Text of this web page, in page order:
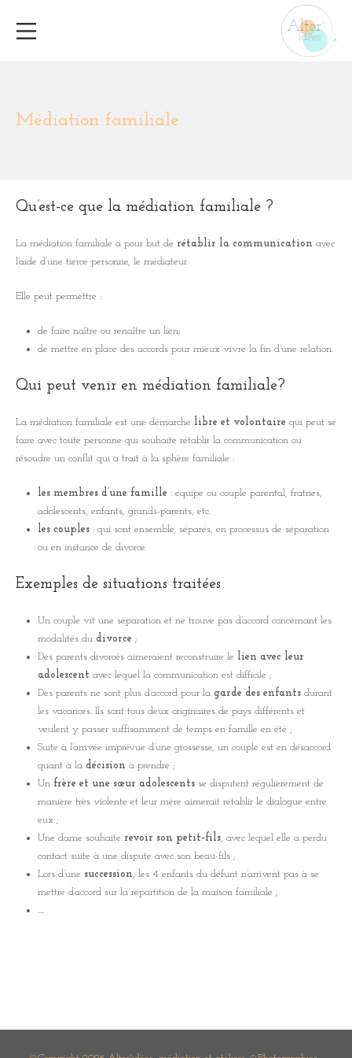
Menu mobile
Médiation familiale
Qu’est-ce que la médiation familiale ?
La médiation familiale a pour but de rétablir la communication avec
l’aide d’une tierce personne, le médiateur.
Elle peut permettre :
de faire naître ou renaître un lien;
de mettre en place des accords pour mieux vivre la fin d’une relation.
Qui peut venir en médiation familiale?
La médiation familiale est une démarche libre et volontaire qui peut se
faire avec toute personne qui souhaite rétablir la communication ou
résoudre un conflit qui a trait à la sphère familiale :
les membres d’une famille : équipe ou couple parental, fratries,
adolescents, enfants, grands-parents, etc.
les couples : qui sont ensemble, séparés, en processus de séparation
ou en instance de divorce.
Exemples de situations traitées
Un couple vit une séparation et ne trouve pas d’accord concernant les
modalités du divorce ;
Des parents divorcés aimeraient reconstruire le lien avec leur
adolescent avec lequel la communication est difficile ;
Des parents ne sont plus d’accord pour la garde des enfants durant
les vacances. Ils sont tous deux originaires de pays différents et
veulent y passer suffisamment de temps en famille en été ;
Suite à l’arrivée imprévue d’une grossesse, un couple est en désaccord
quant à la décision à prendre ;
Un frère et une sœur adolescents se disputent régulièrement de
manière très violente et leur mère aimerait rétablir le dialogue entre
eux ;
Une dame souhaite revoir son petit-fils, avec lequel elle a perdu
contact suite à une dispute avec son beau-fils ;
Lors d’une succession, les 4 enfants du défunt n’arrivent pas à se
mettre d’accord sur la répartition de la maison familiale ;
…